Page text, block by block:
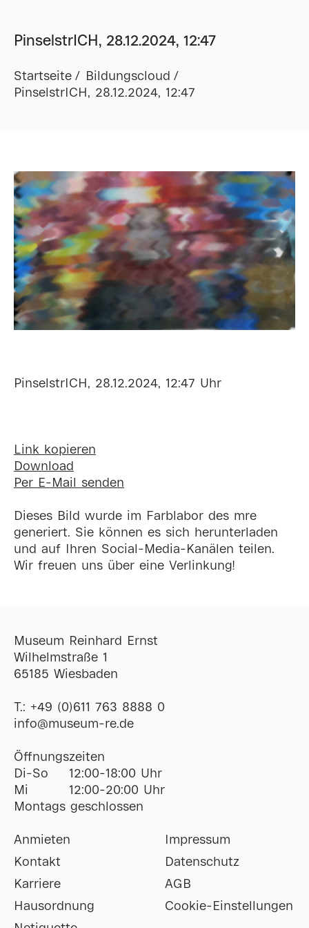
PinselstrICH, 28.12.2024, 12:47
Startseite
Bildungscloud
PinselstrICH, 28.12.2024, 12:47
PinselstrICH, 28.12.2024, 12:47 Uhr
Link kopieren
Download
Per E-Mail senden
Dieses Bild wurde im Farblabor des mre
generiert. Sie können es sich herunterladen
und auf Ihren Social-Media-Kanälen teilen.
Wir freuen uns über eine Verlinkung!
Museum Reinhard Ernst
Wilhelmstraße 1
65185 Wiesbaden
T.: +49 (0)611 763 8888 0
ofni@museum-re de
Öffnungszeiten
Di-So
12:00-18:00 Uhr
Mi
12:00-20:00 Uhr
Montags geschlossen
Anmieten
Kontakt
Karriere
Hausordnung
Impressum
Datenschutz
AGB
Cookie-Einstellungen